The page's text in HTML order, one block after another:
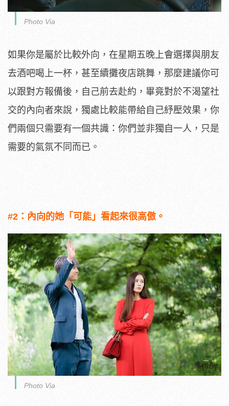
Photo Via
如果你是屬於比較外向，在星期五晚上會選擇與朋友
去酒吧喝上一杯，甚至續攤夜店跳舞，那麼建議你可
以跟對方報備後，自己前去赴約，畢竟對於不渴望社
交的內向者來說，獨處比較能帶給自己紓壓效果，你
們兩個只需要有一個共識：你們並非獨自一人，只是
需要的氣氛不同而已。
#2：內向的她「可能」看起來很高傲。
Photo Via